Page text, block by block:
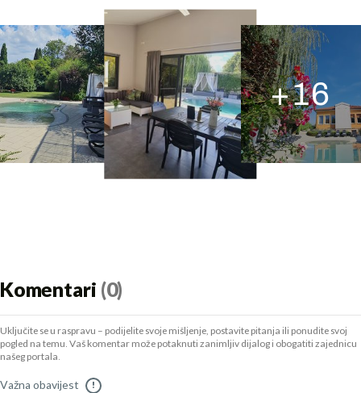
+16
Komentari (0)
Uključite se u raspravu – podijelite svoje mišljenje, postavite pitanja ili ponudite svoj
pogled na temu. Vaš komentar može potaknuti zanimljiv dijalog i obogatiti zajednicu
našeg portala.
Važna obavijest !